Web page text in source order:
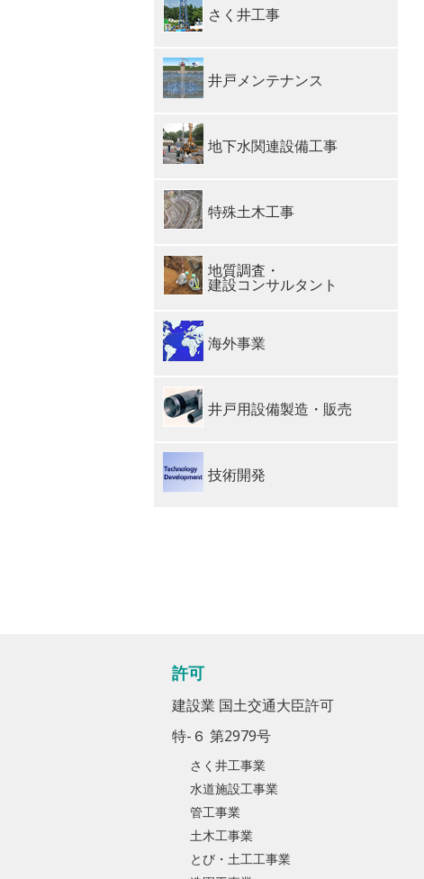
さく井工事
井戸メンテナンス
地下水関連設備工事
特殊土木工事
地質調査・
建設コンサルタント
海外事業
井戸用設備製造・販売
技術開発
許可
建設業 国土交通大臣許可
特-６ 第2979号
さく井工事業
水道施設工事業
管工事業
土木工事業
とび・土工工事業